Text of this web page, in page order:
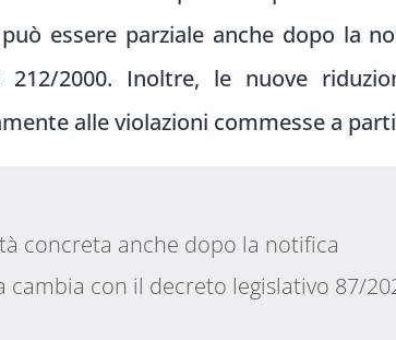
essere parziale anche dopo la
212/2000. Inoltre, le nuove
alle violazioni commesse a
concreta anche dopo la notifica
cambia con il decreto legislativo 87/